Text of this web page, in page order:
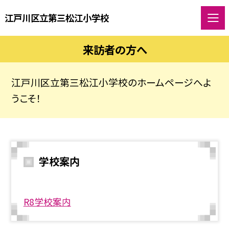
江戸川区立第三松江小学校
来訪者の方へ
江戸川区立第三松江小学校のホームページへよ
うこそ！
学校案内
R8学校案内